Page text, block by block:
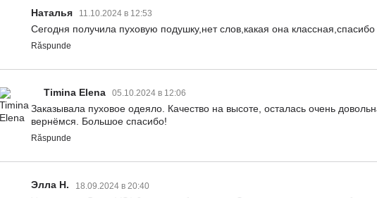
Наталья 11.10.2024 в 12:53
Сегодня получила пуховую подушку,нет слов,какая она
Răspunde
Timina Elena 05.10.2024 в 12:06
Заказывала пуховое одеяло. Качество на высоте, осталась очень
вернёмся. Большое спасибо!
Răspunde
Элла Н. 18.09.2024 в 20:40